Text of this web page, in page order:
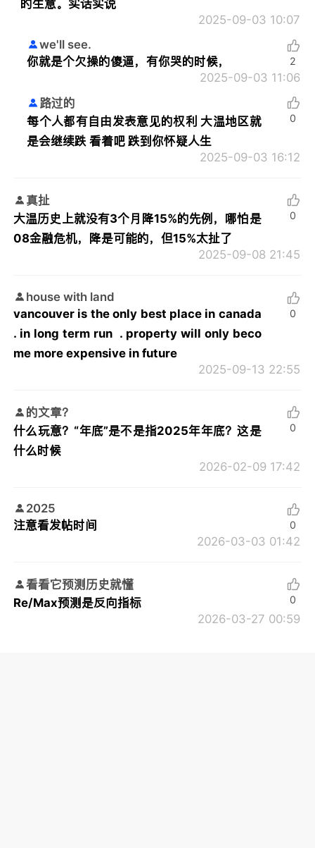
的生意。实话实说
2025-09-03 10:07
we'll see.
你就是个欠操的傻逼，有你哭的时候，
2025-09-03 11:06
2
路过的
每个人都有自由发表意见的权利 大温地区就
是会继续跌 看着吧 跌到你怀疑人生
2025-09-03 16:12
0
真扯
大温历史上就没有3个月降15%的先例，哪怕是
08金融危机，降是可能的，但15%太扯了
2025-09-08 21:45
0
house with land
vancouver is the only best place in canada
. in long term run . property will only beco
me more expensive in future
2025-09-13 22:55
0
的文章？
什么玩意？“年底”是不是指2025年年底？这是
什么时候
2026-02-09 17:42
0
2025
注意看发帖时间
2026-03-03 01:42
0
看看它预测历史就懂
Re/Max预测是反向指标
2026-03-27 00:59
0